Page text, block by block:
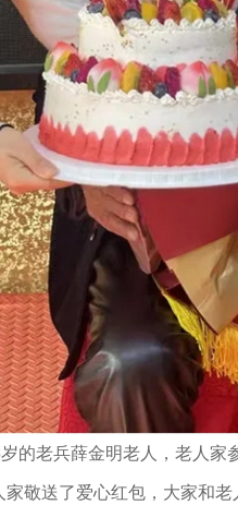
的老兵薛金明老人，老人家
敬送了爱心红包，大家和